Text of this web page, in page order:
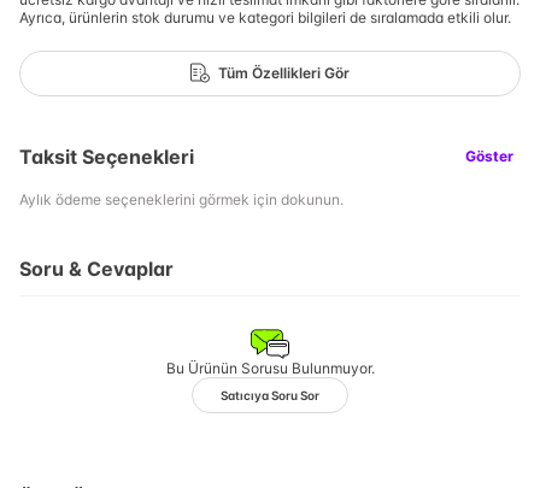
Ayrıca, ürünlerin stok durumu ve kategori bilgileri de sıralamada etkili olur.
Tüm Özellikleri Gör
Taksit Seçenekleri Göster
Aylık ödeme seçeneklerini görmek için dokunun.
Soru & Cevaplar
Bu Ürünün Sorusu Bulunmuyor.
Satıcıya Soru Sor